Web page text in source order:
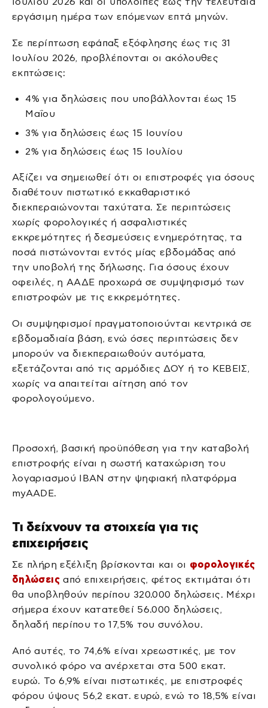
εργάσιμη ημέρα των επόμενων επτά μηνών.
Σε περίπτωση εφάπαξ εξόφλησης έως τις 31
Ιουλίου 2026, προβλέπονται οι ακόλουθες
εκπτώσεις:
4% για δηλώσεις που υποβάλλονται έως 15
Μαΐου
3% για δηλώσεις έως 15 Ιουνίου
2% για δηλώσεις έως 15 Ιουλίου
Αξίζει να σημειωθεί ότι οι επιστροφές για όσους
διαθέτουν πιστωτικό εκκαθαριστικό
διεκπεραιώνονται ταχύτατα. Σε περιπτώσεις
χωρίς φορολογικές ή ασφαλιστικές
εκκρεμότητες ή δεσμεύσεις ενημερότητας, τα
ποσά πιστώνονται εντός μίας εβδομάδας από
την υποβολή της δήλωσης. Για όσους έχουν
οφειλές, η ΑΑΔΕ προχωρά σε συμψηφισμό των
επιστροφών με τις εκκρεμότητες.
Οι συμψηφισμοί πραγματοποιούνται κεντρικά σε
εβδομαδιαία βάση, ενώ όσες περιπτώσεις δεν
μπορούν να διεκπεραιωθούν αυτόματα,
εξετάζονται από τις αρμόδιες ΔΟΥ ή το ΚΕΒΕΙΣ,
χωρίς να απαιτείται αίτηση από τον
φορολογούμενο.
Προσοχή, βασική προϋπόθεση για την καταβολή
επιστροφής είναι η σωστή καταχώριση του
λογαριασμού ΙΒΑΝ στην ψηφιακή πλατφόρμα
myAADE.
Τι δείχνουν τα στοιχεία για τις
επιχειρήσεις
Σε πλήρη εξέλιξη βρίσκονται και οι φορολογικές
δηλώσειςαπό επιχειρήσεις, φέτος εκτιμάται ότι
θα υποβληθούν περίπου 320.000 δηλώσεις. Μέχρι
σήμερα έχουν κατατεθεί 56.000 δηλώσεις,
δηλαδή περίπου το 17,5% του συνόλου.
Από αυτές, το 74,6% είναι χρεωστικές, με τον
συνολικό φόρο να ανέρχεται στα 500 εκατ.
ευρώ. Το 6,9% είναι πιστωτικές, με επιστροφές
φόρου ύψους 56,2 εκατ. ευρώ, ενώ το 18,5% είναι